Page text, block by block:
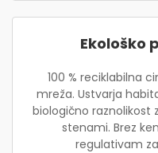
Ekološko
100 % reciklabilna
mreža. Ustvarja
biologično raznolikost
stenami. Brez
regulativam